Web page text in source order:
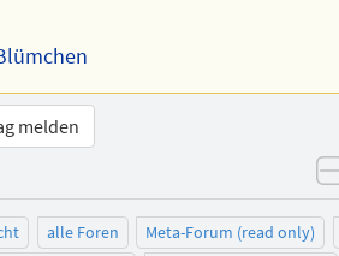
melden
alle Foren
Meta-Forum (read only)